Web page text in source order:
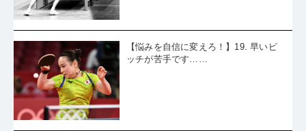
【悩みを自信に変えろ！】19. 早いピ
ッチが苦手です……